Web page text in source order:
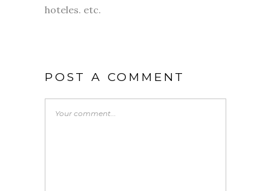
hoteles. etc.
POST A COMMENT